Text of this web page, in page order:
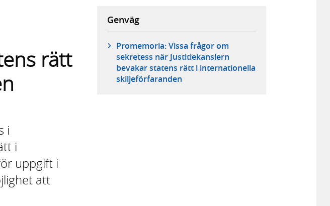
rätt
i
i
uppgift i
att
Genväg
Promemoria: Vissa frågor om
sekretess när Justitiekanslern
bevakar statens rätt i internationella
skiljeförfaranden